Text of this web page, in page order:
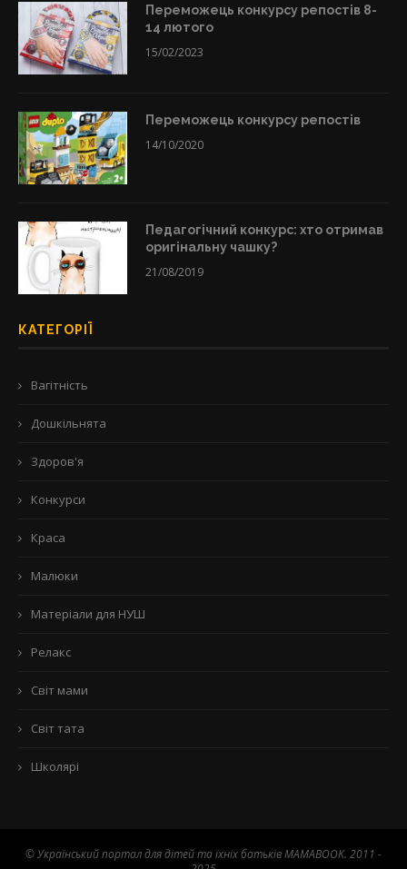
Переможець конкурсу репостів 8-
14 лютого
15/02/2023
Переможець конкурсу репостів
14/10/2020
Педагогічний конкурс: хто отримав
оригінальну чашку?
21/08/2019
КАТЕГОРІЇ
Вагітність
Дошкільнята
Здоров'я
Конкурси
Краса
Малюки
Матеріали для НУШ
Релакс
Світ мами
Світ тата
Школярі
© Український портал для дітей та їхніх батьків MAMABOOK. 2011 -